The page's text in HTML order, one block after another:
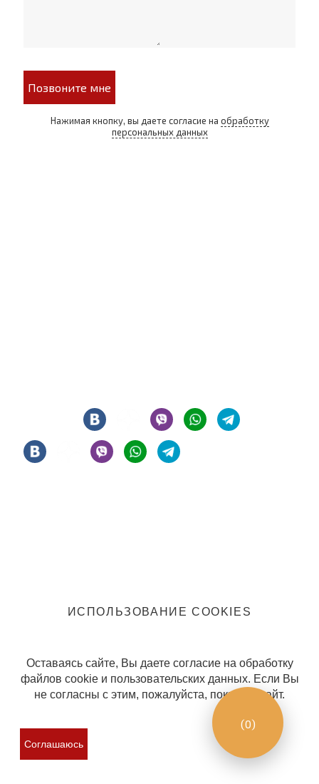
(0)
Позвоните мне
Нажимая кнопку, вы даете согласие на обработку
персональных данных
ИСПОЛЬЗОВАНИЕ COOKIES
Оставаясь сайте, Вы даете согласие на обработку
файлов cookie и пользовательских данных. Если Вы
не согласны с этим, пожалуйста, покиньте сайт.
Соглашаюсь